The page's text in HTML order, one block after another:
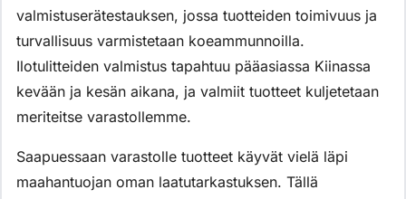
valmistuserätestauksen, jossa tuotteiden toimivuus ja
turvallisuus varmistetaan koeammunnoilla.
Ilotulitteiden valmistus tapahtuu pääasiassa Kiinassa
kevään ja kesän aikana, ja valmiit tuotteet kuljetetaan
meriteitse varastollemme.
Saapuessaan varastolle tuotteet käyvät vielä läpi
maahantuojan oman laatutarkastuksen. Tällä